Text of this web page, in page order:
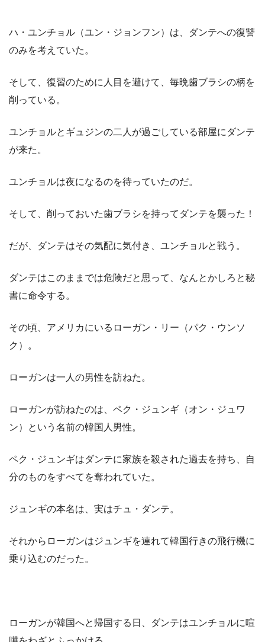
ハ・ユンチョル（ユン・ジョンフン）は、ダンテへの復讐
のみを考えていた。
そして、復習のために人目を避けて、毎晩歯ブラシの柄を
削っている。
ユンチョルとギュジンの二人が過ごしている部屋にダンテ
が来た。
ユンチョルは夜になるのを待っていたのだ。
そして、削っておいた歯ブラシを持ってダンテを襲った！
だが、ダンテはその気配に気付き、ユンチョルと戦う。
ダンテはこのままでは危険だと思って、なんとかしろと秘
書に命令する。
その頃、アメリカにいるローガン・リー（パク・ウンソ
ク）。
ローガンは一人の男性を訪ねた。
ローガンが訪ねたのは、ペク・ジュンギ（オン・ジュワ
ン）という名前の韓国人男性。
ペク・ジュンギはダンテに家族を殺された過去を持ち、自
分のものをすべてを奪われていた。
ジュンギの本名は、実はチュ・ダンテ。
それからローガンはジュンギを連れて韓国行きの飛行機に
乗り込むのだった。
ローガンが韓国へと帰国する日、ダンテはユンチョルに喧